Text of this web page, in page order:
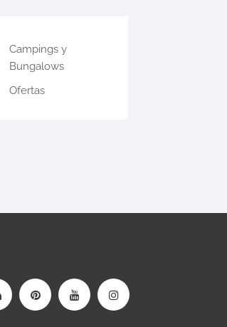
Campings y
Bungalows
Ofertas